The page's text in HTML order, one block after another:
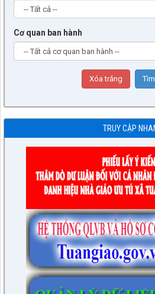
Cơ quan ban hành
TRUY CẬP